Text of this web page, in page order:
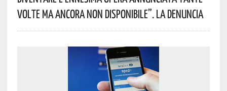
Volte Ma Ancora Non Disponibile”. La Denuncia